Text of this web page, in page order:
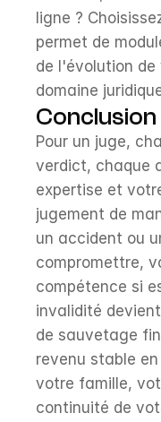
ligne ?
permet de
de l'évolution
domaine
Conclusion
Pour un juge,
verdict, chaque
expertise et
jugement de
un accident ou
compromettre,
compétence si
invalidité
de sauvetage
revenu stable
votre famille,
continuité de